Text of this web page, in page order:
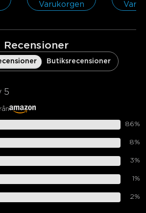
Varukorgen
Recensioner
Butiksrecensioner
5
86%
8%
3%
1 %
2%